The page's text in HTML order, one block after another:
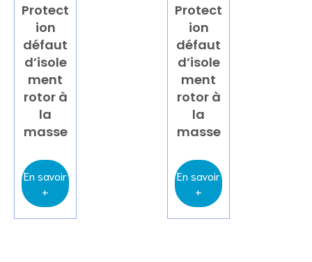
Protect
ion
défaut
d’isole
ment
rotor à
la
masse
En savoir
+
Protect
ion
défaut
d’isole
ment
rotor à
la
masse
En savoir
+